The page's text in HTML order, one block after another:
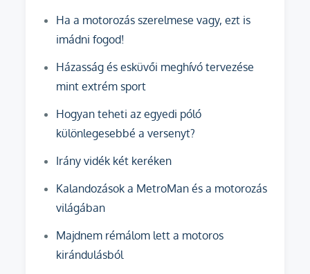
Ha a motorozás szerelmese vagy, ezt is
imádni fogod!
Házasság és esküvői meghívó tervezése
mint extrém sport
Hogyan teheti az egyedi póló
különlegesebbé a versenyt?
Irány vidék két keréken
Kalandozások a MetroMan és a motorozás
világában
Majdnem rémálom lett a motoros
kirándulásból